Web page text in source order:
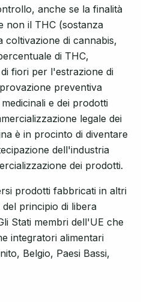
anche se la finalità
non il THC (sostanza
coltivazione di cannabis,
di THC,
fiori per l'estrazione di
preventiva
e dei prodotti
legale dei
è in procinto di diventare
dell'industria
dei prodotti.
prodotti fabbricati in altri
principio di libera
Stati membri dell'UE che
integratori alimentari
Belgio, Paesi Bassi,